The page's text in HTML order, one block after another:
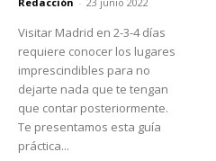
Visitar Madrid en 2-3-4 días
requiere conocer los lugares
imprescindibles para no
dejarte nada que te tengan
que contar posteriormente.
Te presentamos esta guía
práctica...